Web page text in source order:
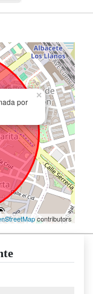
por
×
contributors